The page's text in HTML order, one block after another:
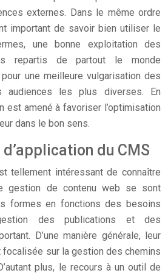
externes. Dans le même ordre
important de savoir bien utiliser le
une bonne exploitation des
repartis de partout le monde
pour une meilleure vulgarisation des
audiences les plus diverses. En
est amené à favoriser l’optimisation
dans le bon sens.
du CMS
tellement intéressant de connaître
gestion de contenu web se sont
formes en fonctions des besoins
des publications et des
D’une manière générale, leur
sur la gestion des chemins
plus, le recours à un outil de